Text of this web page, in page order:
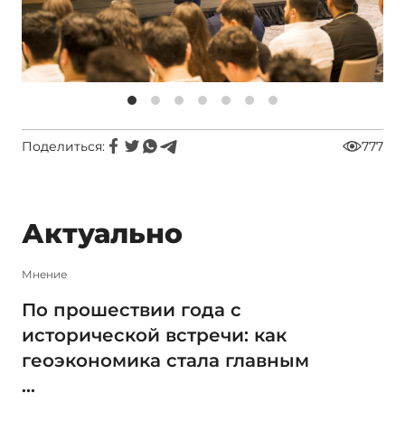
Поделиться: 777
Актуально
Мнение
По прошествии года с
исторической встречи: как
геоэкономика стала главным
...